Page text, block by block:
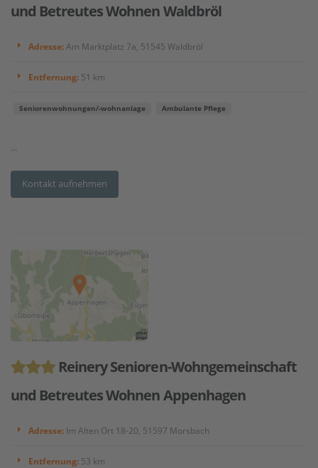
und Betreutes Wohnen Waldbröl
Adresse: Am Marktplatz 7a, 51545 Waldbröl
Entfernung: 51 km
Seniorenwohnungen/-wohnanlage Ambulante Pflege
...
Kontakt aufnehmen
Reinery Senioren-Wohngemeinschaft
und Betreutes Wohnen Appenhagen
Adresse: Im Alten Ort 18-20, 51597 Morsbach
Entfernung: 53 km